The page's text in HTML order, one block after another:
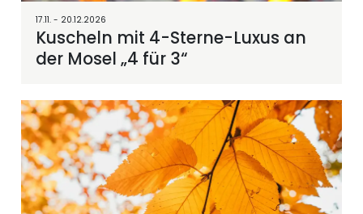
17.11. - 20.12.2026
Kuscheln mit 4-Sterne-Luxus an
der Mosel „4 für 3“